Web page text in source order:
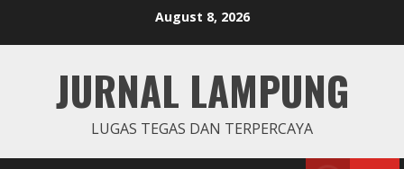
August 8, 2026
JURNAL LAMPUNG
LUGAS TEGAS DAN TERPERCAYA